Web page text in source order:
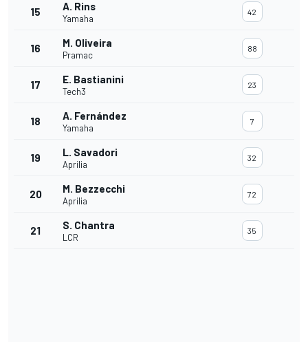
15 A. Rins
Yamaha
42
16 M. Oliveira
Pramac
88
17 E. Bastianini
Tech3
23
18 A. Fernández
Yamaha
7
19 L. Savadori
Aprilia
32
20 M. Bezzecchi
Aprilia
72
21 S. Chantra
LCR
35